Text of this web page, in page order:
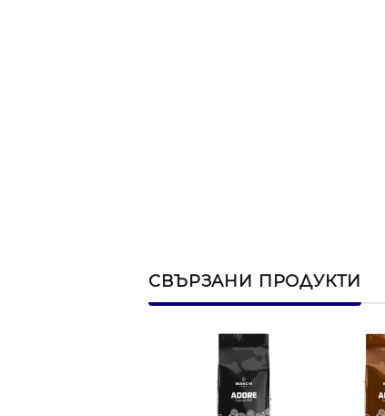
СВЪРЗАНИ ПРОДУКТИ